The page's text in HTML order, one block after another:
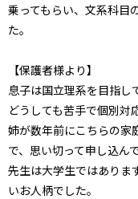
乗ってもらい、文系科目
た。
【保護者様より】
息子は国立理系を目指し
どうしても苦手で個別対
姉が数年前にこちらの家
で、思い切って申し込ん
先生は大学生ではありま
いお人柄でした。